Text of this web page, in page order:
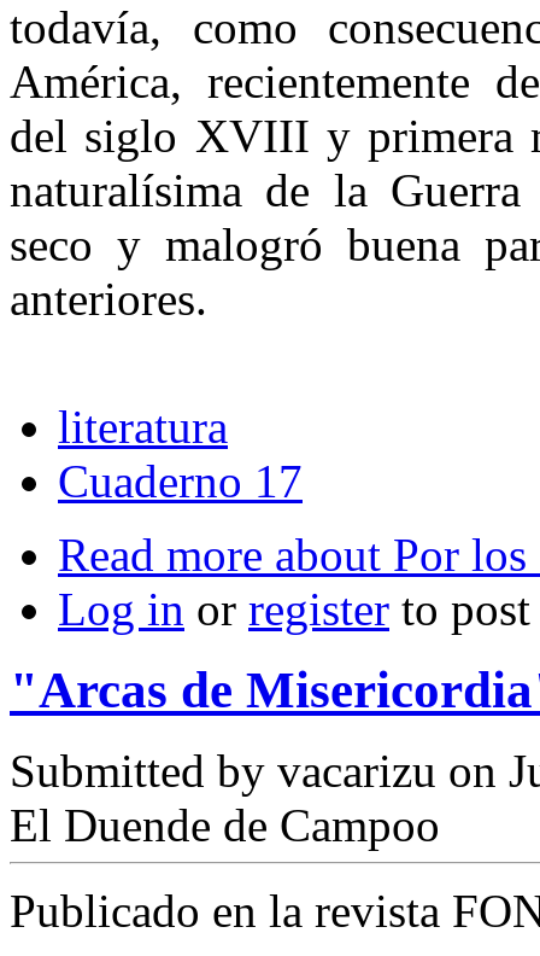
todavía, como
América, recientemente
del siglo XVIII y primera
naturalísima de la
seco y malogró buena
anteriores.
literatura
Cuaderno 17
Read more about Por
Log in or register to
"Arcas de
Submitted by vacarizu on
El Duende de Campoo
Publicado en la revista